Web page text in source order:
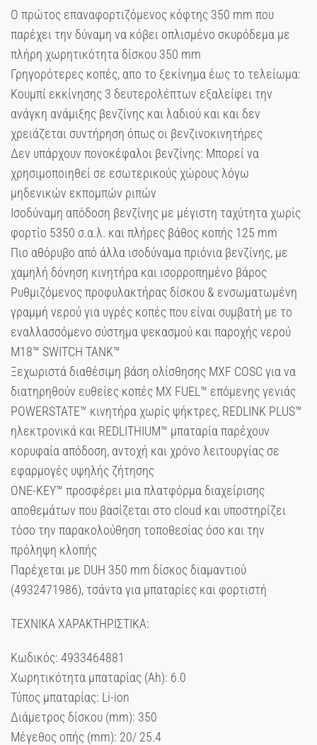
Ο πρώτος επαναφορτιζόμενος κόφτης 350 mm που
παρέχει την δύναμη να κόβει οπλισμένο σκυρόδεμα με
πλήρη χωρητικότητα δίσκου 350 mm
Γρηγορότερες κοπές, απο το ξεκίνημα έως το τελείωμα:
Κουμπί εκκίνησης 3 δευτερολέπτων εξαλείφει την
ανάγκη ανάμιξης βενζίνης και λαδιού και και δεν
χρειάζεται συντήρηση όπως οι βενζινοκινητήρες
Δεν υπάρχουν πονοκέφαλοι βενζίνης: Μπορεί να
χρησιμοποιηθεί σε εσωτερικούς χώρους λόγω
μηδενικών εκπομπών ριπών
Ισοδύναμη απόδοση βενζίνης με μέγιστη ταχύτητα χωρίς
φορτίο 5350 σ.α.λ. και πλήρες βάθος κοπής 125 mm
Πιο αθόρυβο από άλλα ισοδύναμα πριόνια βενζίνης, με
χαμηλή δόνηση κινητήρα και ισορροπημένο βάρος
Ρυθμιζόμενος προφυλακτήρας δίσκου & ενσωματωμένη
γραμμή νερού για υγρές κοπές που είναι συμβατή με το
εναλλασσόμενο σύστημα ψεκασμού και παροχής νερού
M18™ SWITCH TANK™
Ξεχωριστά διαθέσιμη βάση ολίσθησης MXF COSC για να
διατηρηθούν ευθείες κοπές MX FUEL™ επόμενης γενιάς
POWERSTATE™ κινητήρα χωρίς ψήκτρες, REDLINK PLUS™
ηλεκτρονικά και REDLITHIUM™ μπαταρία παρέχουν
κορυφαία απόδοση, αντοχή και χρόνο λειτουργίας σε
εφαρμογές υψηλής ζήτησης
ONE-KEY™ προσφέρει μια πλατφόρμα διαχείρισης
αποθεμάτων που βασίζεται στο cloud και υποστηρίζει
τόσο την παρακολούθηση τοποθεσίας όσο και την
πρόληψη κλοπής
Παρέχεται με DUH 350 mm δίσκος διαμαντιού
(4932471986), τσάντα για μπαταρίες και φορτιστή
ΤΕΧΝΙΚΑ ΧΑΡΑΚΤΗΡΙΣΤΙΚΑ:
Κωδικός: 4933464881
Χωρητικότητα μπαταρίας (Ah): 6.0
Τύπος μπαταρίας: Li-ion
Διάμετρος δίσκου (mm): 350
Μέγεθος οπής (mm): 20/ 25.4